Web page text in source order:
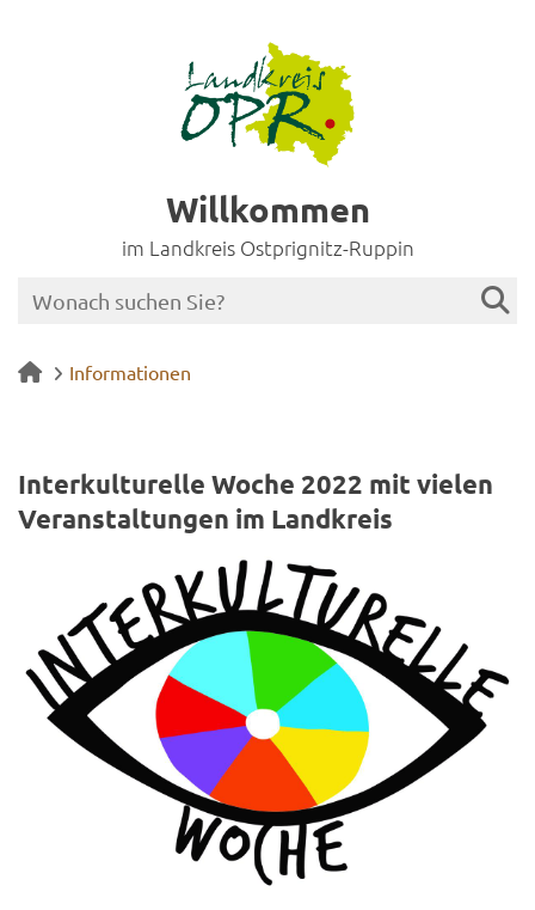
Willkommen
im Landkreis Ostprignitz-Ruppin
Informationen
In­ter­kul­tu­rel­le Woche 2022 mit vie­len
Ver­an­stal­tun­gen im Land­kreis